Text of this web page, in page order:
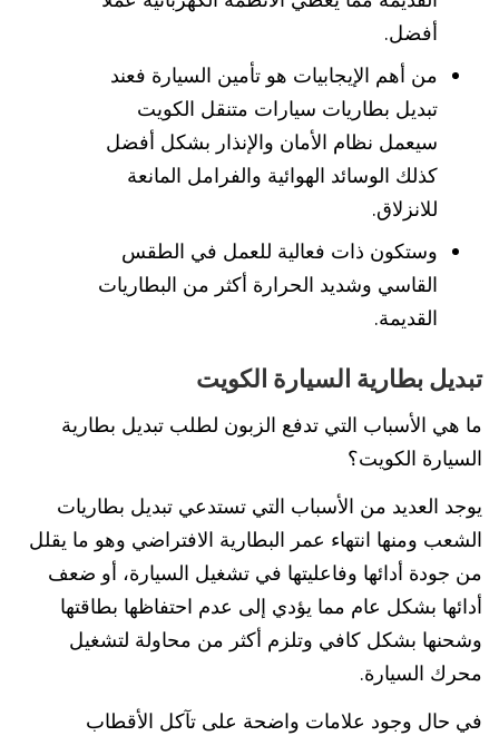
أفضل.
من أهم الإيجابيات هو تأمين السيارة فعند
تبديل بطاريات سيارات متنقل الكويت
سيعمل نظام الأمان والإنذار بشكل أفضل
كذلك الوسائد الهوائية والفرامل المانعة
للانزلاق.
وستكون ذات فعالية للعمل في الطقس
القاسي وشديد الحرارة أكثر من البطاريات
القديمة.
تبديل بطارية السيارة الكويت
ما هي الأسباب التي تدفع الزبون لطلب تبديل بطارية
السيارة الكويت؟
يوجد العديد من الأسباب التي تستدعي تبديل بطاريات
الشعب ومنها انتهاء عمر البطارية الافتراضي وهو ما يقلل
من جودة أدائها وفاعليتها في تشغيل السيارة، أو ضعف
أدائها بشكل عام مما يؤدي إلى عدم احتفاظها بطاقتها
وشحنها بشكل كافي وتلزم أكثر من محاولة لتشغيل
محرك السيارة.
في حال وجود علامات واضحة على تآكل الأقطاب